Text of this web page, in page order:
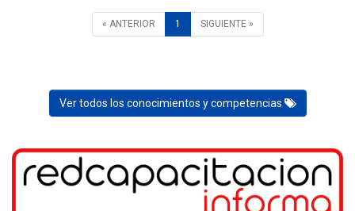
« ANTERIOR 1 SIGUIENTE »
Ver todos los conocimientos y competencias